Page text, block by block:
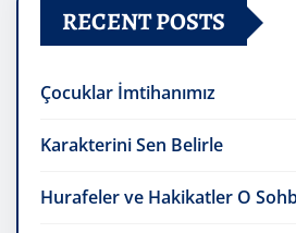
RECENT POSTS
Çocuklar İmtihanımız
Karakterini Sen Belirle
Hurafeler ve Hakikatler O